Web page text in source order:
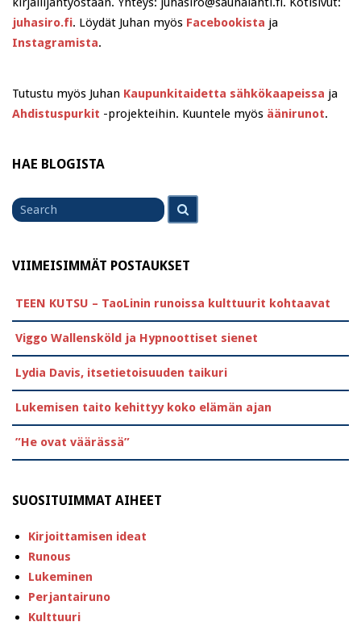
juhasiro.fi. Löydät Juhan myös Facebookista ja
Instagramista.
Tutustu myös Juhan Kaupunkitaidetta sähkökaapeissa ja
Ahdistuspurkit -projekteihin. Kuuntele myös äänirunot.
HAE BLOGISTA
Search
for
VIIMEISIMMÄT POSTAUKSET
TEEN KUTSU – TaoLinin runoissa kulttuurit kohtaavat
Viggo Wallensköld ja Hypnoottiset sienet
Lydia Davis, itsetietoisuuden taikuri
Lukemisen taito kehittyy koko elämän ajan
”He ovat väärässä”
SUOSITUIMMAT AIHEET
Kirjoittamisen ideat
Runous
Lukeminen
Perjantairuno
Kulttuuri